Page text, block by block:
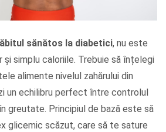
sănătos la diabetici, nu este
și simplu caloriile. Trebuie să înțelegi
alimente nivelul zahărului din
un echilibru perfect între controlul
greutate. Principiul de bază este să
glicemic scăzut, care să te sature